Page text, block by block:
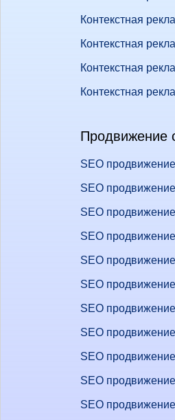
Контекстная
Контекстная
Контекстная
Контекстная
Продвижение
SEO
SEO
SEO
SEO
SEO
SEO
SEO
SEO
SEO
SEO
SEO продвижение